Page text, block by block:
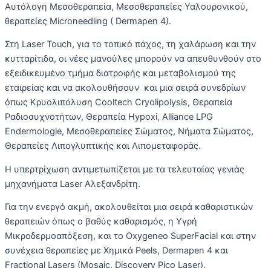
Αυτόλογη Μεσοθεραπεία, Μεσοθεραπείες Υαλουρονικού,
θεραπείες Microneedling ( Dermapen 4).
Στη Laser Touch, για το τοπικό πάχος, τη χαλάρωση και την
κυτταρίτιδα, οι νέες μανούλες μπορούν να απευθυνθούν στο
εξειδικευμένο τμήμα διατροφής και μεταβολισμού της
εταιρείας και να ακολουθήσουν και μια σειρά συνεδρίων
όπως Κρυολιπόλυση Cooltech Cryolipolysis, Θεραπεία
Ραδιοσυχνοτήτων, Θεραπεία Hypoxi, Alliance LPG
Endermologie, Μεσοθεραπείες Σώματος, Νήματα Σώματος,
Θεραπείες Λιπογλυπτικής και Λιπομεταφοράς.
Η υπερτρίχωση αντιμετωπίζεται με τα τελευταίας γενιάς
μηχανήματα Laser Αλεξανδρίτη.
Για την ενεργό ακμή, ακολουθείται μια σειρά καθαριστικών
θεραπειών όπως ο βαθύς καθαρισμός, η Υγρή
Μικροδερμοαπόξεση, και το Oxygeneo SuperFacial και στην
συνέχεια θεραπείες με Χημικά Peels, Dermapen 4 και
Fractional Lasers (Mosaic, Discovery Pico Laser).